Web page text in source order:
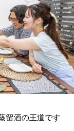
留酒の王道です